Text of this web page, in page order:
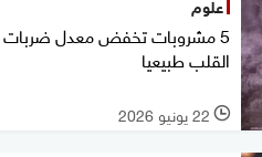
5 مشروبات تخفض معدل ضربات
القلب طبيعيا
l 22 يونيو 2026